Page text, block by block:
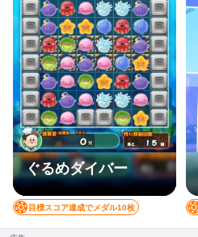
ぐるめダイバー
目標スコア達成でメダル10枚